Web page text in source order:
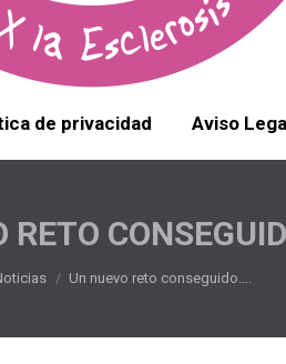
de privacidad Aviso
RETO
Un nuevo reto conseguido….